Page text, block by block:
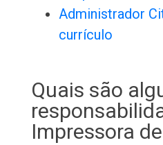
Administrador
currículo
Quais são
Impressora